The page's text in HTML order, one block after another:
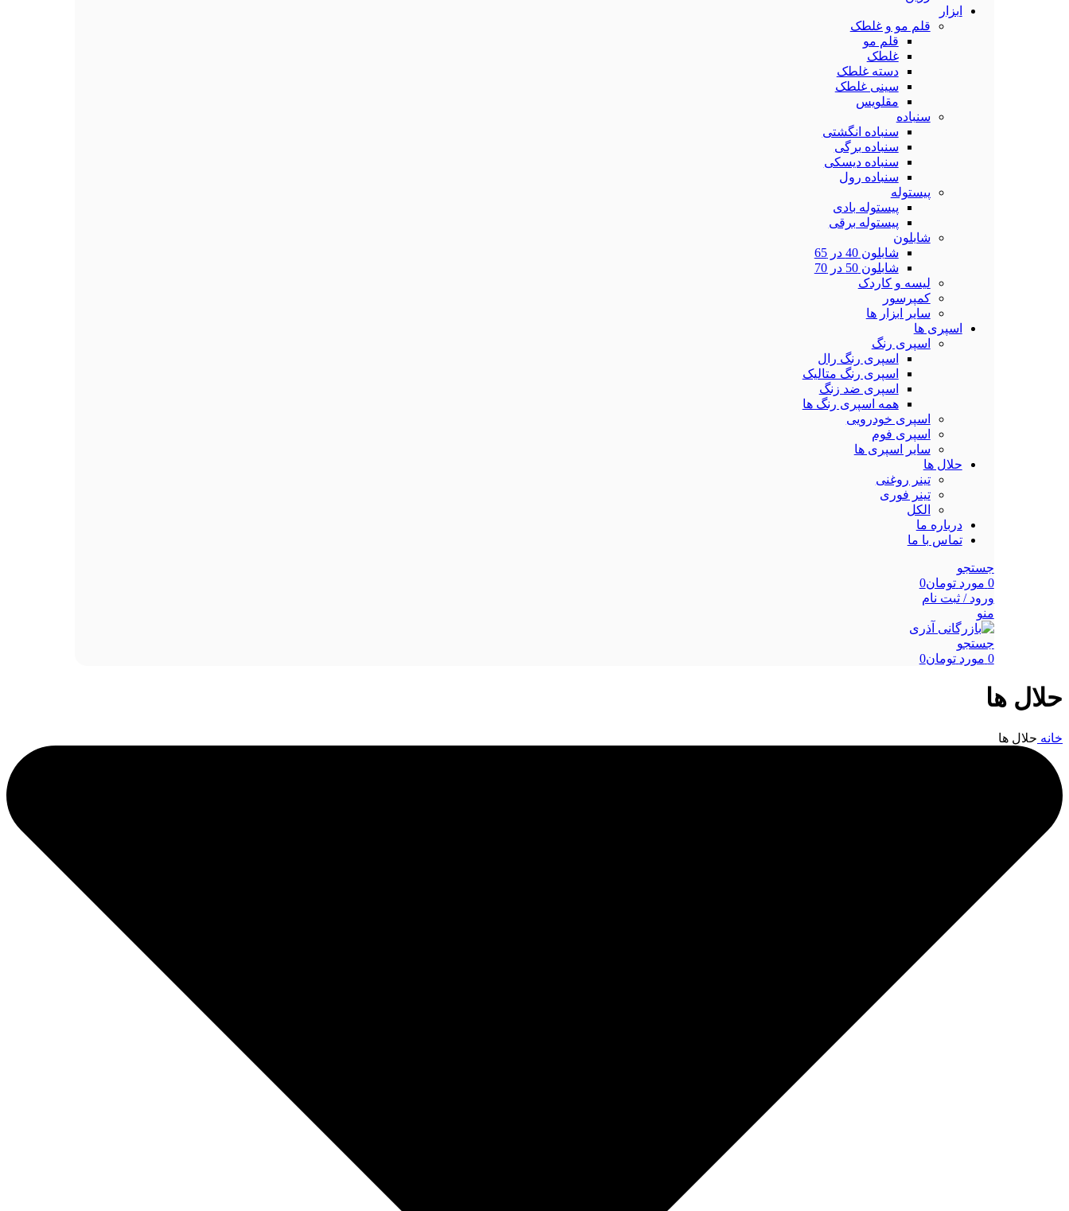
ابزار
قلم مو و غلطک
قلم مو
غلطک
دسته غلطک
سینی غلطک
مقلویس
سنباده
سنباده انگشتی
سنباده برگی
سنباده دیسکی
سنباده رول
پیستوله
پیستوله بادی
پیستوله برقی
شابلون
شابلون 40 در 65
شابلون 50 در 70
لیسه و کاردک
کمپرسور
سایر ابزار ها
اسپری ها
اسپری رنگ
اسپری رنگ رال
اسپری رنگ متالیک
اسپری ضد زنگ
همه اسپری رنگ ها
اسپری خودرویی
اسپری فوم
سایر اسپری ها
حلال ها
تینر روغنی
تینر فوری
الکل
درباره ما
تماس با ما
جستجو
0 مورد تومان0
ورود / ثبت نام
منو
جستجو
0 مورد تومان0
حلال ها
خانه حلال ها